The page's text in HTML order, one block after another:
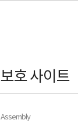
호 사이트